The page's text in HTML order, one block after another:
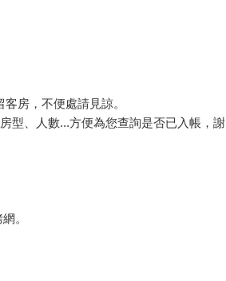
房，不便處請見諒。
型、人數...方便為您查詢是否已入帳，謝
。